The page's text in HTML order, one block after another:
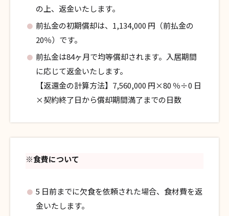
の上、返金いたします。
前払金の初期償却は、1,134,000 円（前払金の
20％）です。
前払金は84ヶ月で均等償却されます。入居期間
に応じて返金いたします。
【返還金の計算方法】7,560,000 円×80 ％÷0 日
×契約終了日から償却期間満了までの日数
※食費について
5 日前までに欠食を依頼された場合、食材費を返
金いたします。